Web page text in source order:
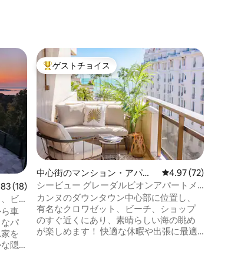
ュー18件、5つ星中4.83つ星の平均評価
(18)
ビ
車
パ
を
隠
大好評のゲストチョイスです。
ゲストチョイス
中心街のマンション・アパー
ト
レビュー72件、5つ
4.97 (72)
シービュー グレーダルビオンアパートメ
ント クロワゼットテラス
カンヌのダウンタウン中心部に位置し、
有名なクロワゼット、ビーチ、ショップ
のすぐ近くにあり、素晴らしい海の眺め
が楽しめます！ 快適な休暇や出張に最適